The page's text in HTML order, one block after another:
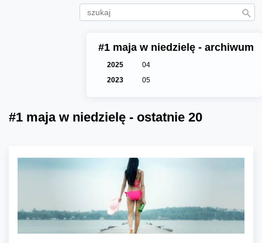
#1 maja w niedzielę - archiwum
2025
04
2023
05
#1 maja w niedzielę - ostatnie 20